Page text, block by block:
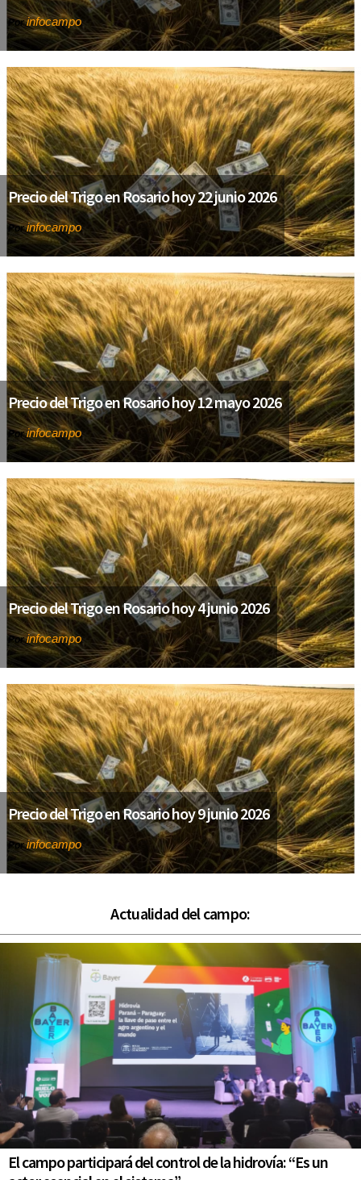
Porinfocampo
Precio del Trigo en Rosario hoy 22 junio 2026
Porinfocampo
Precio del Trigo en Rosario hoy 12 mayo 2026
Porinfocampo
Precio del Trigo en Rosario hoy 4 junio 2026
Porinfocampo
Precio del Trigo en Rosario hoy 9 junio 2026
Porinfocampo
Actualidad del campo:
El campo participará del control de la hidrovía: “Es un